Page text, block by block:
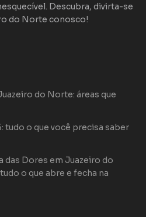
Descubra, divirta-se
do Norte conosco!
do Norte: áreas que
tudo o que você precisa saber
das Dores em Juazeiro do
o que abre e fecha na